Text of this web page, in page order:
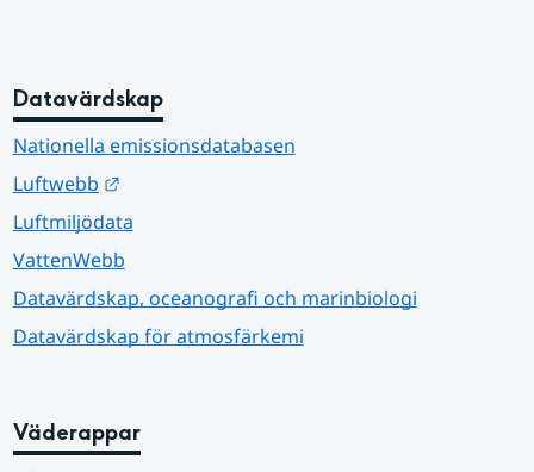
Datavärdskap
Nationella emissionsdatabasen
Luftwebb
Länk till annan webbplats.
Luftmiljödata
VattenWebb
Datavärdskap, oceanografi och marinbiologi
Datavärdskap för atmosfärkemi
Väderappar